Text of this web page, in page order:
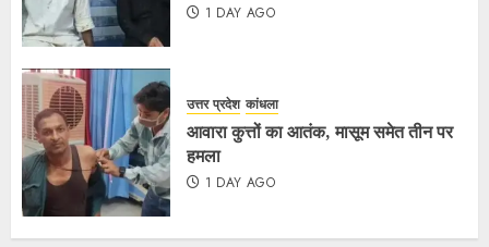
1 DAY AGO
उत्तर प्रदेश कांधला
आवारा कुत्तों का आतंक, मासूम समेत तीन पर
हमला
1 DAY AGO